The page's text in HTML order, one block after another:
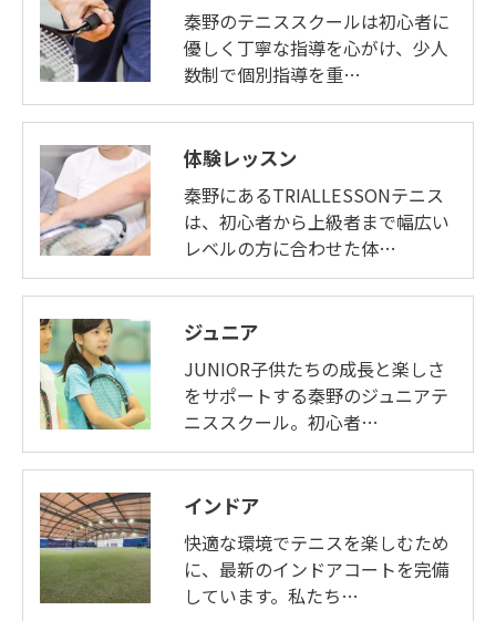
秦野のテニススクールは初心者に
優しく丁寧な指導を心がけ、少人
数制で個別指導を重…
体験レッスン
秦野にあるTRIALLESSONテニス
は、初心者から上級者まで幅広い
レベルの方に合わせた体…
ジュニア
JUNIOR子供たちの成長と楽しさ
をサポートする秦野のジュニアテ
ニススクール。初心者…
インドア
快適な環境でテニスを楽しむため
に、最新のインドアコートを完備
しています。私たち…